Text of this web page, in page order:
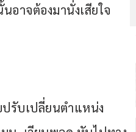
อาจต้องมานั่งเสียใจ
รับเปลี่ยนตำแหน่ง